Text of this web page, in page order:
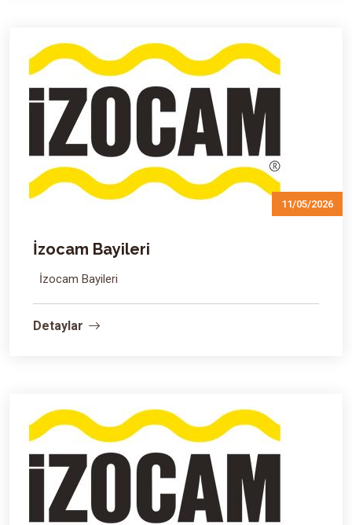
11/05/2026
İzocam Bayileri
İzocam Bayileri
Detaylar